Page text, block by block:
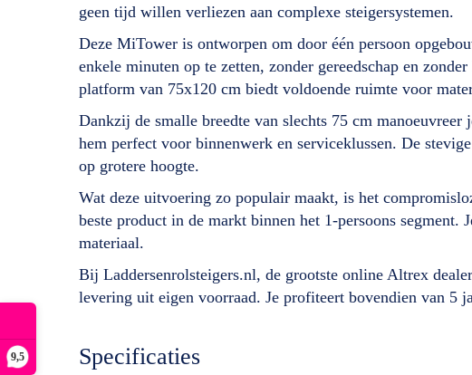
9,5
geen tijd willen verliezen aan complexe steigersystemen.
Deze MiTower is ontworpen om door één persoon
enkele minuten op te zetten, zonder gereedschap en
platform van 75x120 cm biedt voldoende ruimte voor
Dankzij de smalle breedte van slechts 75 cm
hem perfect voor binnenwerk en serviceklussen. De
op grotere hoogte.
Wat deze uitvoering zo populair maakt, is het
beste product in de markt binnen het 1-persoons
materiaal.
Bij Laddersenrolsteigers.nl, de grootste online Altrex
levering uit eigen voorraad. Je profiteert bovendien van 5
Specificaties